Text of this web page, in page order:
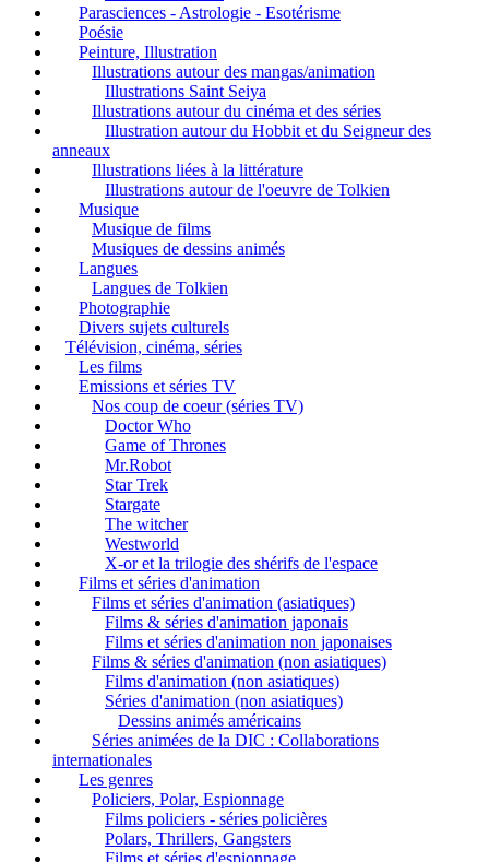
Parasciences - Astrologie - Esotérisme
Poésie
Peinture, Illustration
Illustrations autour des mangas/animation
Illustrations Saint Seiya
Illustrations autour du cinéma et des séries
Illustration autour du Hobbit et du Seigneur des
anneaux
Illustrations liées à la littérature
Illustrations autour de l'oeuvre de Tolkien
Musique
Musique de films
Musiques de dessins animés
Langues
Langues de Tolkien
Photographie
Divers sujets culturels
Télévision, cinéma, séries
Les films
Emissions et séries TV
Nos coup de coeur (séries TV)
Doctor Who
Game of Thrones
Mr.Robot
Star Trek
Stargate
The witcher
Westworld
X-or et la trilogie des shérifs de l'espace
Films et séries d'animation
Films et séries d'animation (asiatiques)
Films & séries d'animation japonais
Films et séries d'animation non japonaises
Films & séries d'animation (non asiatiques)
Films d'animation (non asiatiques)
Séries d'animation (non asiatiques)
Dessins animés américains
Séries animées de la DIC : Collaborations
internationales
Les genres
Policiers, Polar, Espionnage
Films policiers - séries policières
Polars, Thrillers, Gangsters